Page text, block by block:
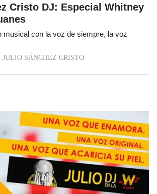
Cristo DJ: Especial Whitney
musical con la voz de siempre, la voz
JULIO SÁNCHEZ CRISTO